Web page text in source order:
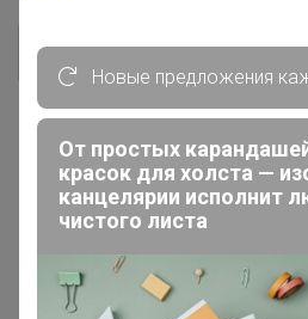
Главная
Новые предложения
От простых
красок для холста —
канцелярии исполнит
чистого листа